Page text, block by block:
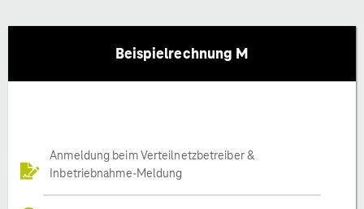
Beispielrechnung M
Anmeldung beim Verteilnetzbetreiber &
Inbetriebnahme-Meldung